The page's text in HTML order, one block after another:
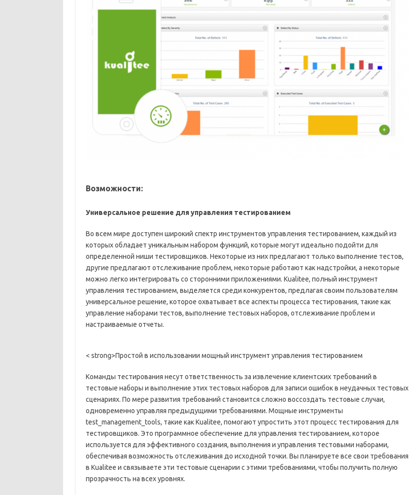
Возможности:
Универсальное решение для управления тестированием
Во всем мире доступен широкий спектр инструментов управления тестированием, каждый из
которых обладает уникальным набором функций, которые могут идеально подойти для
определенной ниши тестировщиков. Некоторые из них предлагают только выполнение тестов,
другие предлагают отслеживание проблем, некоторые работают как надстройки, а некоторые
можно легко интегрировать со сторонними приложениями. Kualitee, полный инструмент
управления тестированием, выделяется среди конкурентов, предлагая своим пользователям
универсальное решение, которое охватывает все аспекты процесса тестирования, такие как
управление наборами тестов, выполнение тестовых наборов, отслеживание проблем и
настраиваемые отчеты.
< strong>Простой в использовании мощный инструмент управления тестированием
Команды тестирования несут ответственность за извлечение клиентских требований в
тестовые наборы и выполнение этих тестовых наборов для записи ошибок в неудачных тестовых
сценариях. По мере развития требований становится сложно воссоздать тестовые случаи,
одновременно управляя предыдущими требованиями. Мощные инструменты
test_management_tools, такие как Kualitee, помогают упростить этот процесс тестирования для
тестировщиков. Это программное обеспечение для управления тестированием, которое
используется для эффективного создания, выполнения и управления тестовыми наборами,
обеспечивая возможность отслеживания до исходной точки. Вы планируете все свои требования
в Kualitee и связываете эти тестовые сценарии с этими требованиями, чтобы получить полную
прозрачность на всех уровнях.